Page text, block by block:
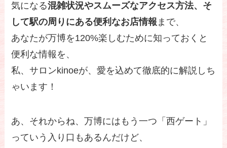
気になる混雑状況やスムーズなアクセス方法、そ
して駅の周りにある便利なお店情報 まで、
あなたが万博を120%楽しむために知っておくと
便利な情報を、
私、サロンkinoeが、愛を込めて徹底的に解説しち
ゃいます！
あ、それからね、万博にはもう一つ「西ゲート」
っていう入り口もあるんだけど、